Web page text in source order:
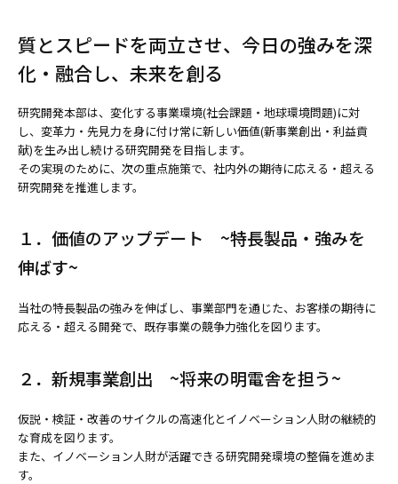
質とスピードを両立させ、今日の強みを深
化・融合し、未来を創る
研究開発本部は、変化する事業環境(社会課題・地球環境問題)に対
し、変革力・先見力を身に付け常に新しい価値(新事業創出・利益貢
献)を生み出し続ける研究開発を目指します。
その実現のために、次の重点施策で、社内外の期待に応える・超える
研究開発を推進します。
１．価値のアップデート ~特長製品・強みを
伸ばす~
当社の特長製品の強みを伸ばし、事業部門を通じた、お客様の期待に
応える・超える開発で、既存事業の競争力強化を図ります。
２．新規事業創出 ~将来の明電舎を担う~
仮説・検証・改善のサイクルの高速化とイノベーション人財の継続的
な育成を図ります。
また、イノベーション人財が活躍できる研究開発環境の整備を進めま
す。